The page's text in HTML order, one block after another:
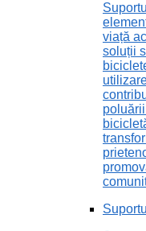
viață
soluții